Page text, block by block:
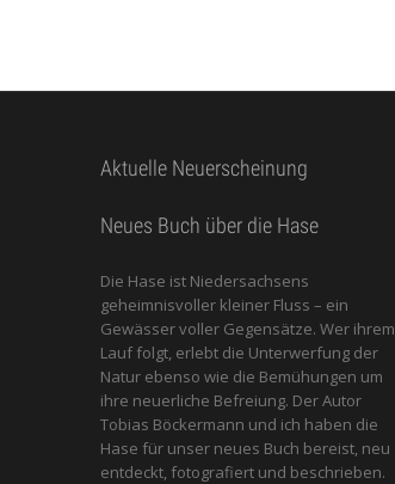
Aktuelle Neuerscheinung
Neues Buch über die Hase
Die Hase ist Niedersachsens
geheimnisvoller kleiner Fluss – ein
Gewässer voller Gegensätze. Wer ihrem
Lauf folgt, erlebt die Unterwerfung der
Natur ebenso wie die Bemühungen um
ihre neuerliche Befreiung. Der Autor
Tobias Böckermann und ich haben die
Hase für unser neues Buch bereist, neu
entdeckt, fotografiert und beschrieben.